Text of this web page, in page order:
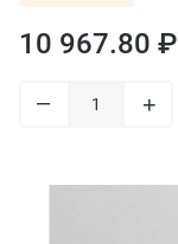
10 967.80 ₽
– +